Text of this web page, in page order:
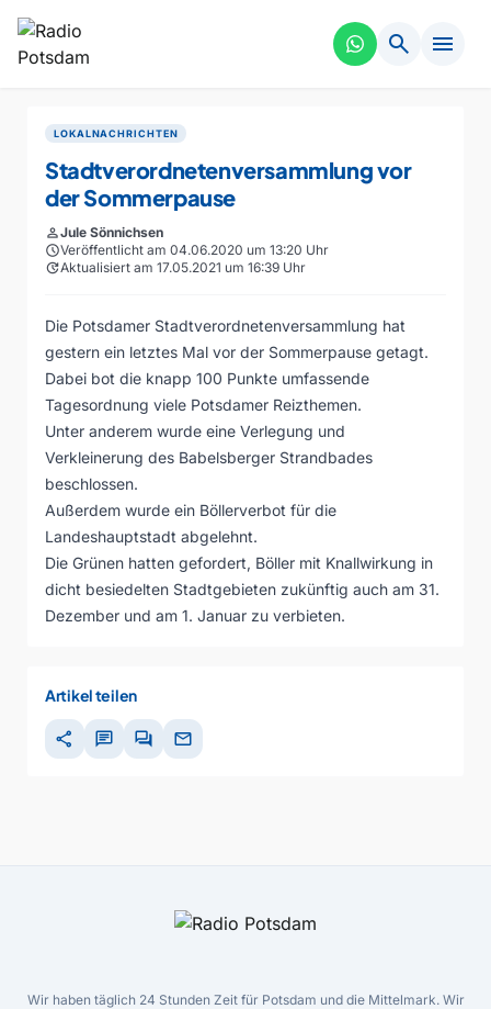
search menu
LOKALNACHRICHTEN
Stadtverordnetenversammlung vor
der Sommerpause
personJule Sönnichsen
scheduleVeröffentlicht am 04.06.2020 um 13:20 Uhr
updateAktualisiert am 17.05.2021 um 16:39 Uhr
Die Potsdamer Stadtverordnetenversammlung hat
gestern ein letztes Mal vor der Sommerpause getagt.
Dabei bot die knapp 100 Punkte umfassende
Tagesordnung viele Potsdamer Reizthemen.
Unter anderem wurde eine Verlegung und
Verkleinerung des Babelsberger Strandbades
beschlossen.
Außerdem wurde ein Böllerverbot für die
Landeshauptstadt abgelehnt.
Die Grünen hatten gefordert, Böller mit Knallwirkung in
dicht besiedelten Stadtgebieten zukünftig auch am 31.
Dezember und am 1. Januar zu verbieten.
Artikel teilen
share chat forum mail
Wir haben täglich 24 Stunden Zeit für Potsdam und die Mittelmark. Wir